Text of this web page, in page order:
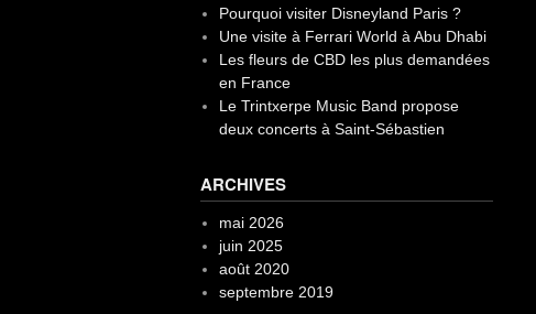
Pourquoi visiter Disneyland Paris ?
Une visite à Ferrari World à Abu Dhabi
Les fleurs de CBD les plus demandées
en France
Le Trintxerpe Music Band propose
deux concerts à Saint-Sébastien
ARCHIVES
mai 2026
juin 2025
août 2020
septembre 2019